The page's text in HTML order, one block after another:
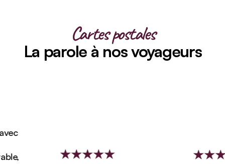
Cartes postales
La parole à nos voyageurs